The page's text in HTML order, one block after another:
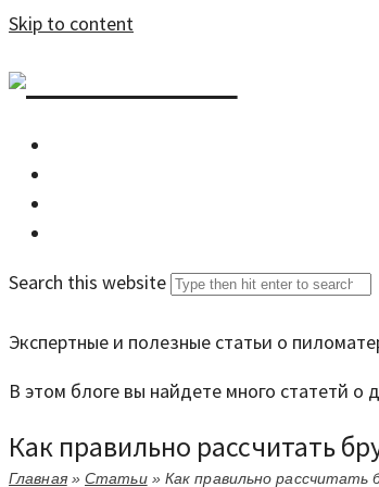
Skip to content
Search this website
Экспертные и полезные статьи о
В этом блоге вы найдете много статетй
Как правильно рассчитать
Главная»Статьи» Как правильно